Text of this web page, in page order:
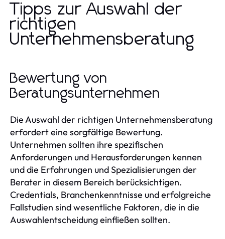
Tipps zur Auswahl der
richtigen
Unternehmensberatung
Bewertung von
Beratungsunternehmen
Die Auswahl der richtigen Unternehmensberatung
erfordert eine sorgfältige Bewertung.
Unternehmen sollten ihre spezifischen
Anforderungen und Herausforderungen kennen
und die Erfahrungen und Spezialisierungen der
Berater in diesem Bereich berücksichtigen.
Credentials, Branchenkenntnisse und erfolgreiche
Fallstudien sind wesentliche Faktoren, die in die
Auswahlentscheidung einfließen sollten.